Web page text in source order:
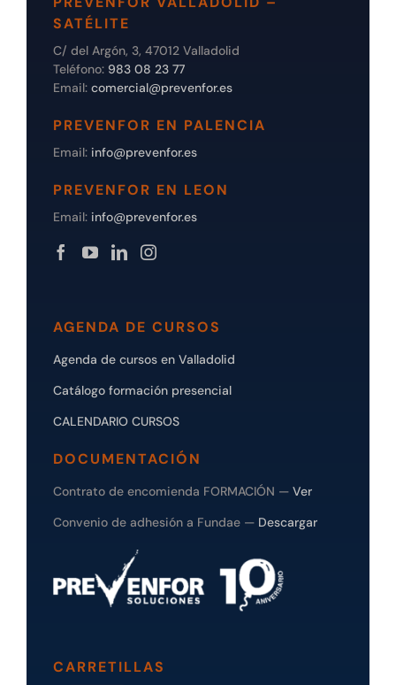
SATÉLITE
C/ del Argón, 3, 47012 Valladolid
Teléfono: 983 08 23 77
Email: comercial@prevenfor.es
PREVENFOR EN PALENCIA
Email: info@prevenfor.es
PREVENFOR EN LEON
Email: info@prevenfor.es
AGENDA DE CURSOS
Agenda de cursos en Valladolid
Catálogo formación presencial
CALENDARIO CURSOS
DOCUMENTACIÓN
Contrato de encomienda FORMACIÓN — Ver
Convenio de adhesión a Fundae — Descargar
CARRETILLAS